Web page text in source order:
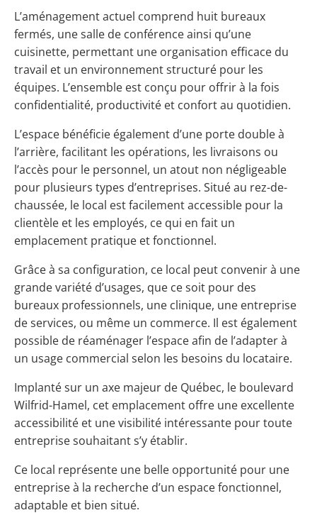
L’aménagement actuel comprend huit bureaux
fermés, une salle de conférence ainsi qu’une
cuisinette, permettant une organisation efficace du
travail et un environnement structuré pour les
équipes. L’ensemble est conçu pour offrir à la fois
confidentialité, productivité et confort au quotidien.
L’espace bénéficie également d’une porte double à
l’arrière, facilitant les opérations, les livraisons ou
l’accès pour le personnel, un atout non négligeable
pour plusieurs types d’entreprises. Situé au rez-de-
chaussée, le local est facilement accessible pour la
clientèle et les employés, ce qui en fait un
emplacement pratique et fonctionnel.
Grâce à sa configuration, ce local peut convenir à une
grande variété d’usages, que ce soit pour des
bureaux professionnels, une clinique, une entreprise
de services, ou même un commerce. Il est également
possible de réaménager l’espace afin de l’adapter à
un usage commercial selon les besoins du locataire.
Implanté sur un axe majeur de Québec, le boulevard
Wilfrid-Hamel, cet emplacement offre une excellente
accessibilité et une visibilité intéressante pour toute
entreprise souhaitant s’y établir.
Ce local représente une belle opportunité pour une
entreprise à la recherche d’un espace fonctionnel,
adaptable et bien situé.